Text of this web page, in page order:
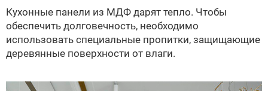
Кухонные панели из МДФ дарят тепло. Чтобы
обеспечить долговечность, необходимо
использовать специальные пропитки, защищающие
деревянные поверхности от влаги.